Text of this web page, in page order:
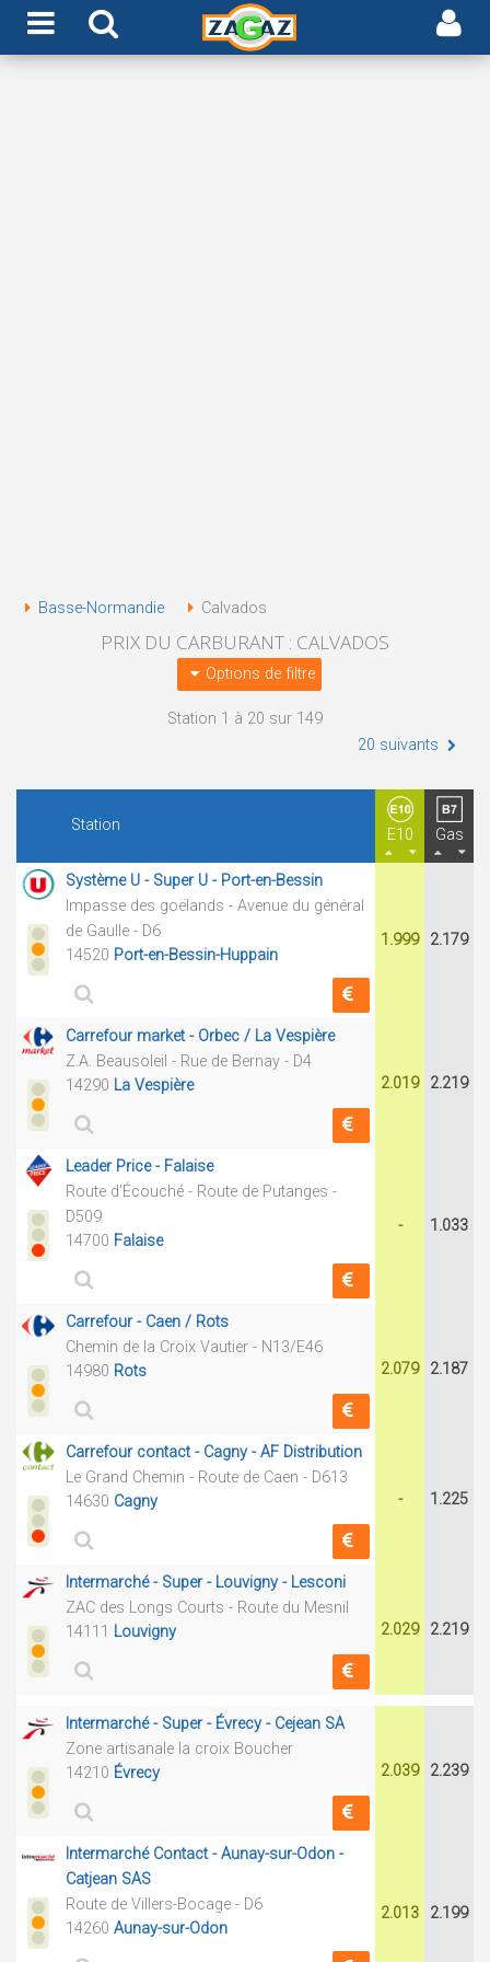
Basse-Normandie Calvados
PRIX DU CARBURANT : CALVADOS
Options de filtre
Station 1 à 20 sur 149
20 suivants
Station
E10 Gas
Système U - Super U - Port-en-Bessin
Impasse des goëlands - Avenue du général
de Gaulle - D6
14520 Port-en-Bessin-Huppain
1.999 2.179
Carrefour market - Orbec / La Vespière
Z.A. Beausoleil - Rue de Bernay - D4
14290 La Vespière 2.019 2.219
Leader Price - Falaise
Route d'Écouché - Route de Putanges -
D509
14700 Falaise
- 1.033
Carrefour - Caen / Rots
Chemin de la Croix Vautier - N13/E46
14980 Rots 2.079 2.187
Carrefour contact - Cagny - AF Distribution
Le Grand Chemin - Route de Caen - D613
14630 Cagny - 1.225
Intermarché - Super - Louvigny - Lesconi
ZAC des Longs Courts - Route du Mesnil
14111 Louvigny 2.029 2.219
Intermarché - Super - Évrecy - Cejean SA
Zone artisanale la croix Boucher
14210 Évrecy 2.039 2.239
Intermarché Contact - Aunay-sur-Odon -
Catjean SAS
Route de Villers-Bocage - D6
14260 Aunay-sur-Odon
2.013 2.199